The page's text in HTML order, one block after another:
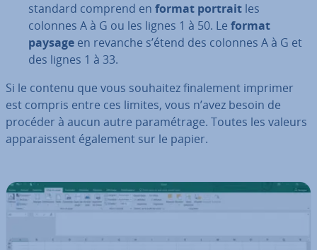
standard comprend en format portrait les
colonnes A à G ou les lignes 1 à 50. Le format
paysage en revanche s’étend des colonnes A à G et
des lignes 1 à 33.
Si le contenu que vous souhaitez fi­na­le­ment imprimer
est compris entre ces limites, vous n’avez besoin de
procéder à aucun autre pa­ra­mé­trage. Toutes les valeurs
ap­pa­rais­sent également sur le papier.